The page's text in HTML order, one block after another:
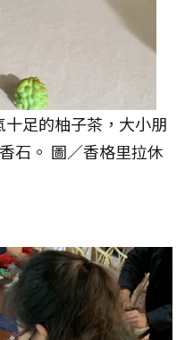
足的柚子茶，大小朋
石。 圖／香格里拉休